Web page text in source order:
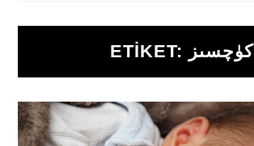
ETIKET: كۈچسىز